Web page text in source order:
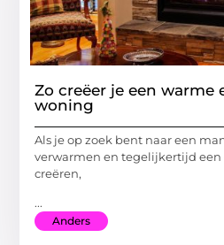
Zo creëer je een warme
woning
Als je op zoek bent naar een
verwarmen en tegelijkertijd een
creëren,
...
Anders